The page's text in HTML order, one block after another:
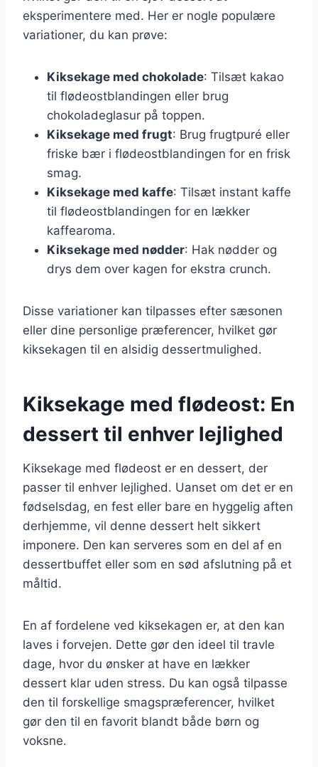
eksperimentere med. Her er nogle populære
variationer, du kan prøve:
Kiksekage med chokolade: Tilsæt kakao
til flødeostblandingen eller brug
chokoladeglasur på toppen.
Kiksekage med frugt: Brug frugtpuré eller
friske bær i flødeostblandingen for en frisk
smag.
Kiksekage med kaffe: Tilsæt instant kaffe
til flødeostblandingen for en lækker
kaffearoma.
Kiksekage med nødder: Hak nødder og
drys dem over kagen for ekstra crunch.
Disse variationer kan tilpasses efter sæsonen
eller dine personlige præferencer, hvilket gør
kiksekagen til en alsidig dessertmulighed.
Kiksekage med flødeost: En
dessert til enhver lejlighed
Kiksekage med flødeost er en dessert, der
passer til enhver lejlighed. Uanset om det er en
fødselsdag, en fest eller bare en hyggelig aften
derhjemme, vil denne dessert helt sikkert
imponere. Den kan serveres som en del af en
dessertbuffet eller som en sød afslutning på et
måltid.
En af fordelene ved kiksekagen er, at den kan
laves i forvejen. Dette gør den ideel til travle
dage, hvor du ønsker at have en lækker
dessert klar uden stress. Du kan også tilpasse
den til forskellige smagspræferencer, hvilket
gør den til en favorit blandt både børn og
voksne.